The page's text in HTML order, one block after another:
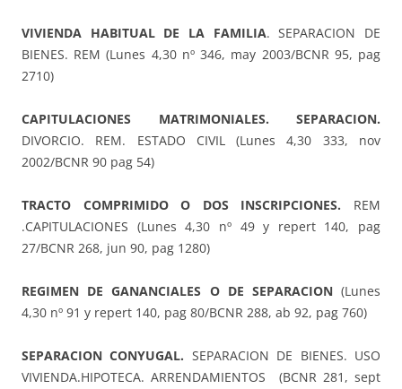
VIVIENDA HABITUAL DE LA FAMILIA. SEPARACION DE
BIENES. REM (Lunes 4,30 nº 346, may 2003/BCNR 95, pag
2710)
CAPITULACIONES MATRIMONIALES. SEPARACION.
DIVORCIO. REM. ESTADO CIVIL (Lunes 4,30 333, nov
2002/BCNR 90 pag 54)
TRACTO COMPRIMIDO O DOS INSCRIPCIONES. REM
.CAPITULACIONES (Lunes 4,30 nº 49 y repert 140, pag
27/BCNR 268, jun 90, pag 1280)
REGIMEN DE GANANCIALES O DE SEPARACION(Lunes
4,30 nº 91 y repert 140, pag 80/BCNR 288, ab 92, pag 760)
SEPARACION CONYUGAL. SEPARACION DE BIENES. USO
VIVIENDA.HIPOTECA. ARRENDAMIENTOS (BCNR 281, sept